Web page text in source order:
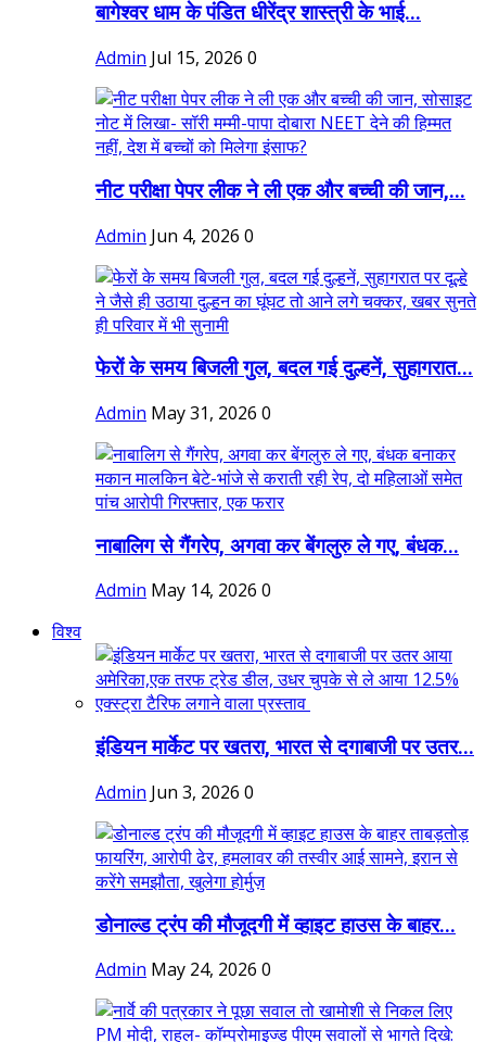
बागेश्वर धाम के पंडित धीरेंद्र शास्त्री के भाई...
Admin Jul 15, 2026 0
नीट परीक्षा पेपर लीक ने ली एक और बच्ची की जान,...
Admin Jun 4, 2026 0
फेरों के समय बिजली गुल, बदल गई दुल्हनें, सुहागरात...
Admin May 31, 2026 0
नाबालिग से गैंगरेप, अगवा कर बेंगलुरु ले गए, बंधक...
Admin May 14, 2026 0
विश्व
इंडियन मार्केट पर खतरा, भारत से दगाबाजी पर उतर...
Admin Jun 3, 2026 0
डोनाल्ड ट्रंप की मौजूदगी में व्हाइट हाउस के बाहर...
Admin May 24, 2026 0